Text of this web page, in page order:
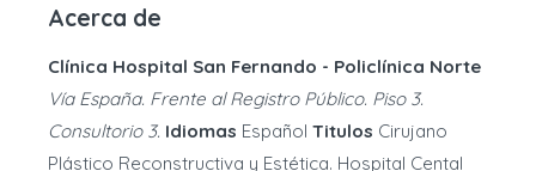
Acerca de
Clínica Hospital San Fernando - Policlínica Norte
Vía España. Frente al Registro Público. Piso 3.
Consultorio 3. Idiomas Español Titulos Cirujano
Plástico Reconstructiva y Estética. Hospital Cental